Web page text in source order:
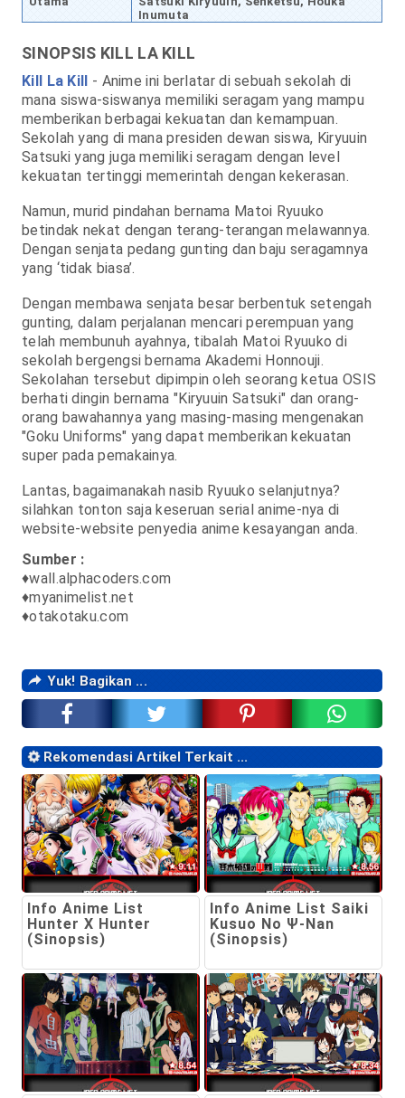
Inumuta
SINOPSIS KILL LA KILL
Kill La Kill - Anime ini berlatar di sebuah sekolah di
mana siswa-siswanya memiliki seragam yang mampu
memberikan berbagai kekuatan dan kemampuan.
Sekolah yang di mana presiden dewan siswa, Kiryuuin
Satsuki yang juga memiliki seragam dengan level
kekuatan tertinggi memerintah dengan kekerasan.
Namun, murid pindahan bernama Matoi Ryuuko
betindak nekat dengan terang-terangan melawannya.
Dengan senjata pedang gunting dan baju seragamnya
yang ‘tidak biasa’.
Dengan membawa senjata besar berbentuk setengah
gunting, dalam perjalanan mencari perempuan yang
telah membunuh ayahnya, tibalah Matoi Ryuuko di
sekolah bergengsi bernama Akademi Honnouji.
Sekolahan tersebut dipimpin oleh seorang ketua OSIS
berhati dingin bernama "Kiryuuin Satsuki" dan orang-
orang bawahannya yang masing-masing mengenakan
"Goku Uniforms" yang dapat memberikan kekuatan
super pada pemakainya.
Lantas, bagaimanakah nasib Ryuuko selanjutnya?
silahkan tonton saja keseruan serial anime-nya di
website-website penyedia anime kesayangan anda.
Sumber :
♦wall.alphacoders.com
♦myanimelist.net
♦otakotaku.com
Yuk! Bagikan ...
Rekomendasi Artikel Terkait ...
Info Anime List
Hunter X Hunter
(Sinopsis)
Info Anime List Saiki
Kusuo No Ψ-Nan
(Sinopsis)